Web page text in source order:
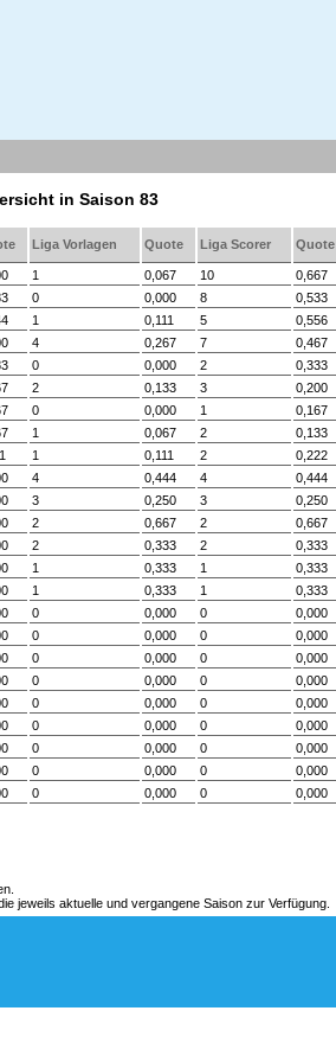
in Saison 83
Liga Vorlagen Quote Liga Scorer Quote
1 0,067 10 0,667
0 0,000 8 0,533
1 0,111 5 0,556
4 0,267 7 0,467
0 0,000 2 0,333
2 0,133 3 0,200
0 0,000 1 0,167
1 0,067 2 0,133
1 0,111 2 0,222
4 0,444 4 0,444
3 0,250 3 0,250
2 0,667 2 0,667
2 0,333 2 0,333
1 0,333 1 0,333
1 0,333 1 0,333
0 0,000 0 0,000
0 0,000 0 0,000
0 0,000 0 0,000
0 0,000 0 0,000
0 0,000 0 0,000
0 0,000 0 0,000
0 0,000 0 0,000
0 0,000 0 0,000
0 0,000 0 0,000
jeweils aktuelle und vergangene Saison zur Verfügung.